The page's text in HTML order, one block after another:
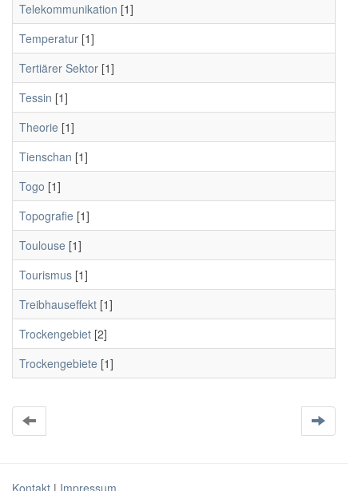
Telekommunikation [1]
Temperatur [1]
Tertiärer Sektor [1]
Tessin [1]
Theorie [1]
Tienschan [1]
Togo [1]
Topografie [1]
Toulouse [1]
Tourismus [1]
Treibhauseffekt [1]
Trockengebiet [2]
Trockengebiete [1]
Kontakt | Impressum